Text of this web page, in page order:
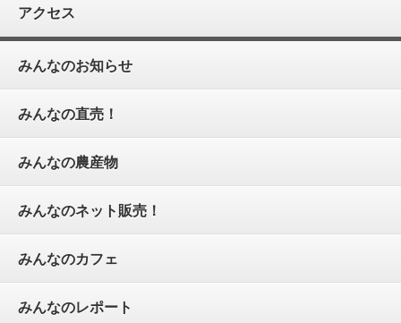
アクセス
みんなのお知らせ
みんなの直売！
みんなの農産物
みんなのネット販売！
みんなのカフェ
みんなのレポート